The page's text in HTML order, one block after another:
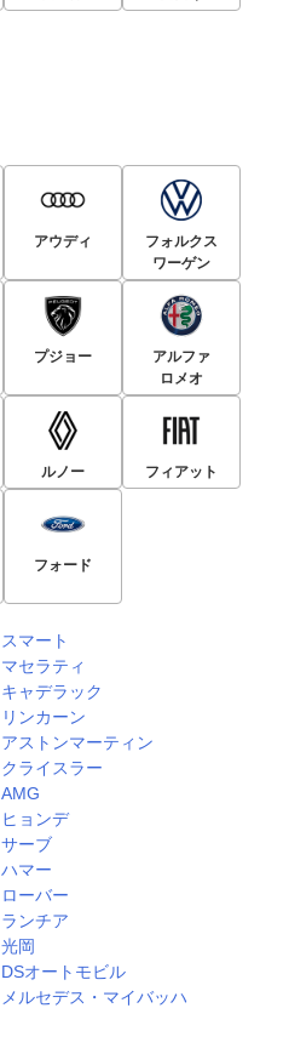
アウディ
フォルクス
ワーゲン
プジョー
アルファ
ロメオ
ルノー フィアット
フォード
スマート
マセラティ
キャデラック
リンカーン
アストンマーティン
クライスラー
AMG
ヒョンデ
サーブ
ハマー
ローバー
ランチア
光岡
DSオートモビル
メルセデス・マイバッハ